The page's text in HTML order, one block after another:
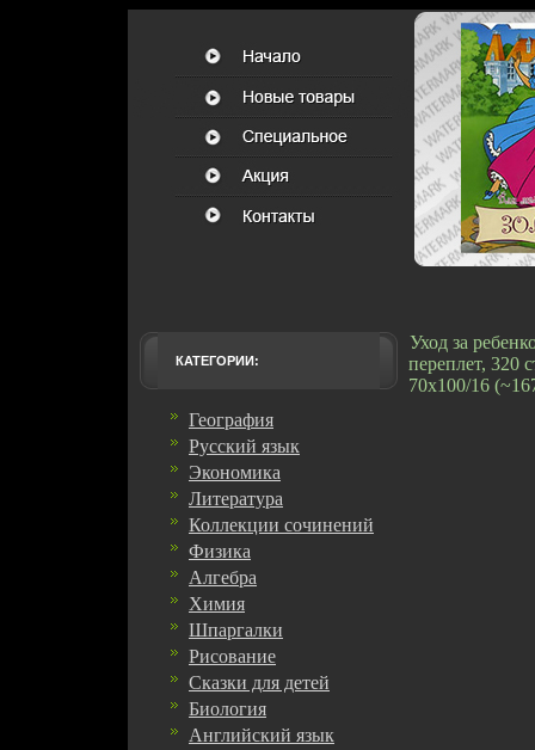
КАТЕГОРИИ:
География
Русский язык
Экономика
Литература
Коллекции сочинений
Физика
Алгебра
Химия
Шпаргалки
Рисование
Сказки для детей
Биология
Английский язык
Уход за
переплет, 320
70x100/16